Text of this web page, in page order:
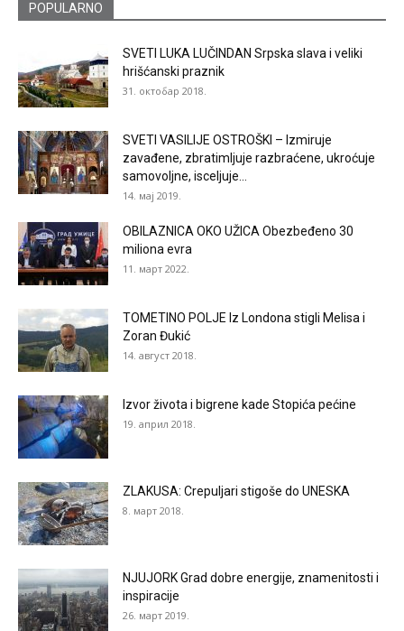
POPULARNO
SVETI LUKA LUČINDAN Srpska slava i veliki
hrišćanski praznik
31. октобар 2018.
SVETI VASILIJE OSTROŠKI – Izmiruje
zavađene, zbratimljuje razbraćene, ukroćuje
samovoljne, isceljuje...
14. мај 2019.
OBILAZNICA OKO UŽICA Obezbeđeno 30
miliona evra
11. март 2022.
TOMETINO POLJE Iz Londona stigli Melisa i
Zoran Đukić
14. август 2018.
Izvor života i bigrene kade Stopića pećine
19. април 2018.
ZLAKUSA: Crepuljari stigoše do UNESKA
8. март 2018.
NJUJORK Grad dobre energije, znamenitosti i
inspiracije
26. март 2019.